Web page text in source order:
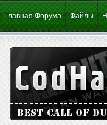
Главная Форума Файлы